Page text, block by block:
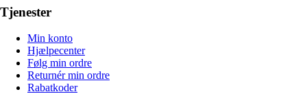
Tjenester
Min konto
Hjælpecenter
Følg min ordre
Returnér min ordre
Rabatkoder